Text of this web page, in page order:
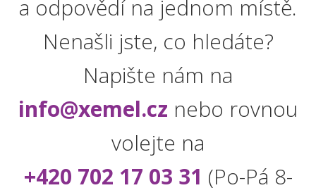
a odpovědí na jednom místě.
Nenašli jste, co hledáte?
Napište nám na
info@xemel.cz nebo rovnou
volejte na
+420 702 17 03 31 (Po-Pá 8-